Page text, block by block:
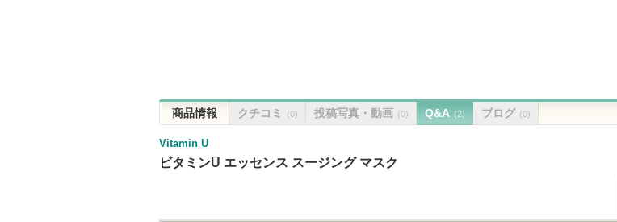
商品情報 クチコミ (0) 投稿写真・動画 (0) Q&A (2) ブログ (0)
Vitamin U
ビタミンU エッセンス スージング マスク